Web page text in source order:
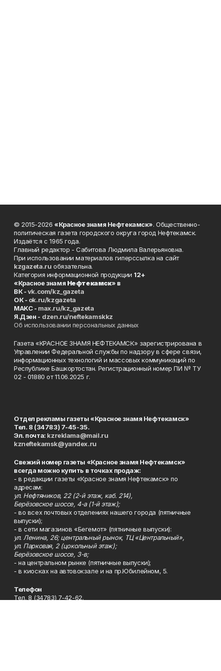
© 2015-2026 «Красное знамя Нефтекамск». Общественно-
политическая газета городского округа город Нефтекамск.
Издаётся с 1965 года.
Главный редактор - Сабитова Людмила Валерьяновна.
При использовании материалов гиперссылка на сайт
kzgazeta.ru обязательна.
Категория информационной продукции 12+
«Красное знамя Нефтекамск» в
ВК -vk.com/kz_gazeta
ОК - ok.ru/kzgazeta
MAKC - max.ru/kz_gazeta
Я.Дзен - dzen.ru/neftekamskkz
Об использовании персональных данных
Газета «КРАСНОЕ ЗНАМЯ НЕФТЕКАМСК» зарегистрирована в
Управлении Федеральной службы по надзору в сфере связи,
информационных технологий и массовых коммуникаций по
Республике Башкортостан. Регистрационный номер ПИ № ТУ
02 - 01880 от 11.06.2025 г.
Отдел рекламы газеты «Красное знамя Нефтекамск»
Тел. 8 (34783) 7-45-35.
Эл. почта: kzreklama@mail.ru
kzneftekamsk@yandex.ru
Свежий номер газеты «Красное знамя Нефтекамск»
всегда можно купить в точках продаж:
- в редакции газеты «Красное знамя Нефтекамск» по
адресам:
ул. Нефтяников, 22 (2-й этаж, каб. 214),
Берёзовское шоссе, 4-а (1-й этаж);
- во всех почтовых отделениях нашего города (пятничные
выпуски);
- в сети магазинов «Бегемот» (пятничные выпуски):
ул. Ленина, 26; центральный рынок, ТЦ «Центральный»,
ул. Парковая, 2 (цокольный этаж);
Берёзовское шоссе, 3-в;
- на центральном рынке (пятничные выпуски);
- в киосках на автовокзале и на пр.Юбилейном, 5.
Телефон
Тел. 8 (34783) 7-42-62.